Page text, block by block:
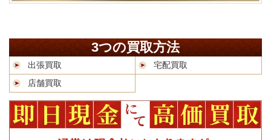
3つの買取方法
出張買取
宅配買取
店舗買取